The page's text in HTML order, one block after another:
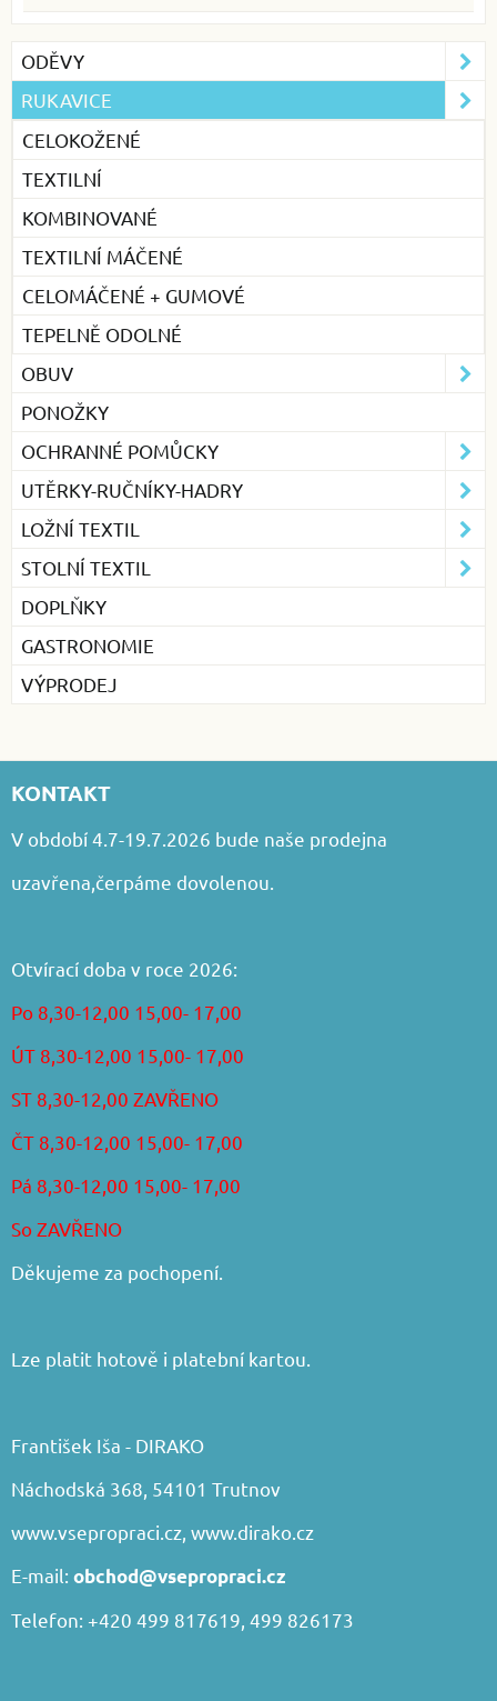
ODĚVY
RUKAVICE
CELOKOŽENÉ
TEXTILNÍ
KOMBINOVANÉ
TEXTILNÍ MÁČENÉ
CELOMÁČENÉ + GUMOVÉ
TEPELNĚ ODOLNÉ
OBUV
PONOŽKY
OCHRANNÉ POMŮCKY
UTĚRKY-RUČNÍKY-HADRY
LOŽNÍ TEXTIL
STOLNÍ TEXTIL
DOPLŇKY
GASTRONOMIE
VÝPRODEJ
KONTAKT
V období 4.7-19.7.2026 bude naše prodejna
uzavřena,čerpáme dovolenou.
Otvírací doba v roce 2026:
Po 8,30-12,00 15,00- 17,00
ÚT 8,30-12,00 15,00- 17,00
ST 8,30-12,00 ZAVŘENO
ČT 8,30-12,00 15,00- 17,00
Pá 8,30-12,00 15,00- 17,00
So ZAVŘENO
Děkujeme za pochopení.
Lze platit hotově i platební kartou.
František Iša - DIRAKO
Náchodská 368, 54101 Trutnov
www.vsepropraci.cz, www.dirako.cz
E-mail: obchod@vsepropraci.cz
Telefon: +420 499 817619, 499 826173